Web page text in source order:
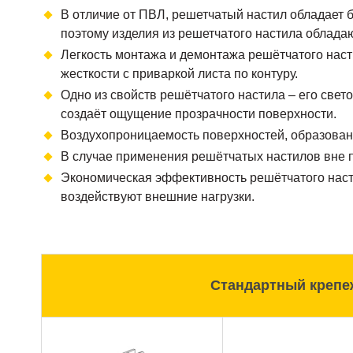
В отличие от ПВЛ, решетчатый настил обладает
поэтому изделия из решетчатого настила
Легкость монтажа и демонтажа решётчатого
жесткости с приваркой листа по контуру.
Одно из свойств решётчатого настила – его
создаёт ощущение прозрачности поверхности.
Воздухопроницаемость поверхностей,
В случае применения решётчатых настилов вне
Экономическая эффективность решётчатого
воздействуют внешние нагрузки.
Стандартный